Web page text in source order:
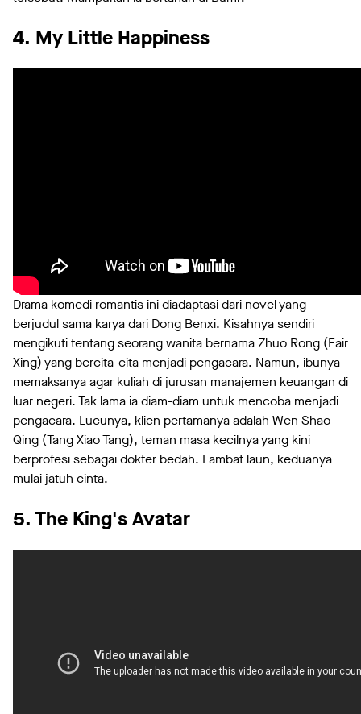
4. My Little Happiness
Drama komedi romantis ini diadaptasi dari novel yang
berjudul sama karya dari Dong Benxi. Kisahnya sendiri
mengikuti tentang seorang wanita bernama Zhuo Rong (Fair
Xing) yang bercita-cita menjadi pengacara. Namun, ibunya
memaksanya agar kuliah di jurusan manajemen keuangan di
luar negeri. Tak lama ia diam-diam untuk mencoba menjadi
pengacara. Lucunya, klien pertamanya adalah Wen Shao
Qing (Tang Xiao Tang), teman masa kecilnya yang kini
berprofesi sebagai dokter bedah. Lambat laun, keduanya
mulai jatuh cinta.
5. The King's Avatar